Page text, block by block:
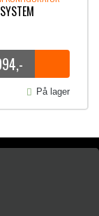
,-
På lager